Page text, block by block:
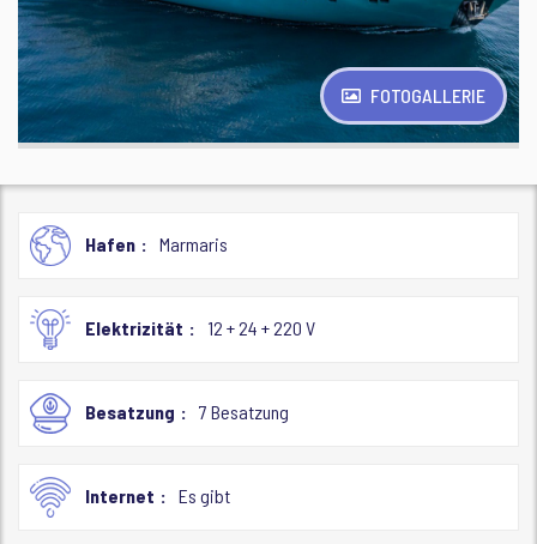
FOTOGALLERIE
Hafen Marmaris
Elektrizität 12 + 24 + 220 V
Besatzung 7 Besatzung
Internet Es gibt